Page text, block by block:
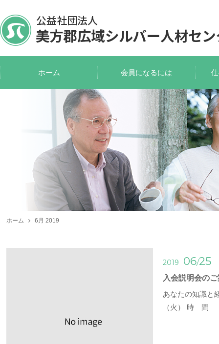
ホーム 会員になるには
ホーム 6月 2019
2019 06/25
入会説明会の
あなたの知識
（火） 時 間